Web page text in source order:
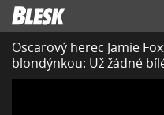
Oscarový herec Jamie
blondýnkou: Už žádné